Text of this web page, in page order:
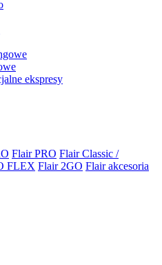
ekspresy
Flair PRO Flair Classic /
FLEX Flair 2GO Flair akcesoria